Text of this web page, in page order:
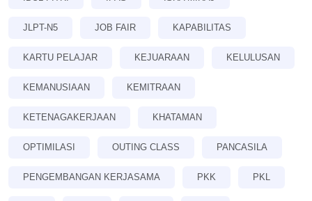
JLPT-N5 JOB FAIR KAPABILITAS
KARTU PELAJAR KEJUARAAN KELULUSAN
KEMANUSIAAN KEMITRAAN
KETENAGAKERJAAN KHATAMAN
OPTIMILASI OUTING CLASS PANCASILA
PENGEMBANGAN KERJASAMA PKK PKL